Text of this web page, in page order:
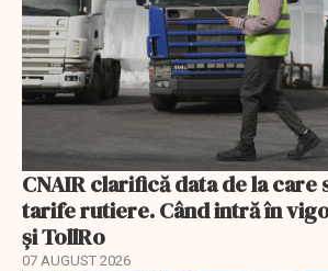
CNAIR clarifică data de la care
tarife rutiere. Când intră în
și TollRo
07 AUGUST 2026